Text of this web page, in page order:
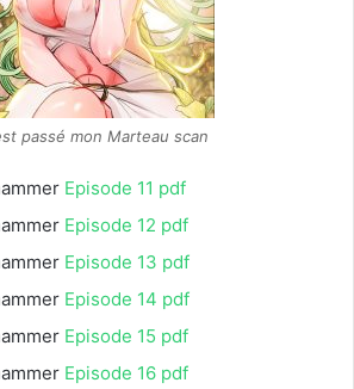
passé mon Marteau scan
Episode 11 pdf
Episode 12 pdf
Episode 13 pdf
Episode 14 pdf
Episode 15 pdf
Episode 16 pdf